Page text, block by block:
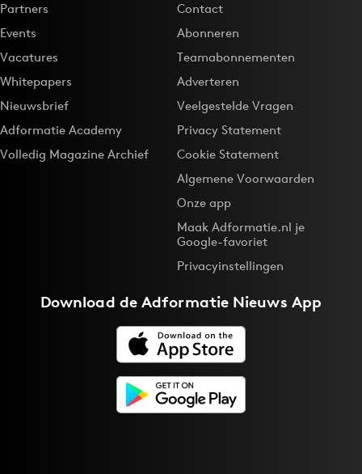
Partners
Events
Vacatures
Whitepapers
Nieuwsbrief
Adformatie Academy
Volledig Magazine Archief
Contact
Abonneren
Teamabonnementen
Adverteren
Veelgestelde Vragen
Privacy Statement
Cookie Statement
Algemene Voorwaarden
Onze app
Maak Adformatie.nl je
Google-favoriet
Privacyinstellingen
Download deAdformatie Nieuws App